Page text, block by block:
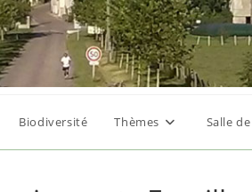
Biodiversité Thèmes Salle